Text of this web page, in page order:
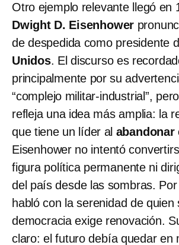
Otro ejemplo relevante llegó en
Dwight D. Eisenhower
de despedida como presidente
Unidos. El discurso es
principalmente por su
“complejo militar-industrial”,
refleja una idea más amplia: la
que tiene un líder al abandonar
Eisenhower no intentó
figura política permanente ni
del país desde las sombras.
habló con la serenidad de quien
democracia exige renovación.
claro: el futuro debía quedar en